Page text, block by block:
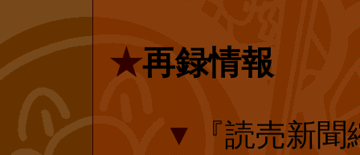
ショップでしか
だと聞いた時は
ちになったので
★再録情報
▼『読売新聞